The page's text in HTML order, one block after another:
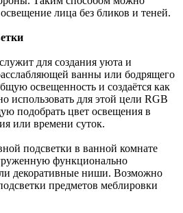
лица без бликов и теней.
для создания уюта и
ванны или бодрящего
освещенность и создаётся как
использовать для этой цели RGB
подобрать цвет освещения в
или времени суток.
подсветки в ванной комнате
функционально
декоративные ниши. Возможно
предметов меблировки